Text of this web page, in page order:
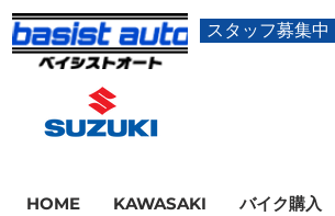
スタッフ募集中
HOME KAWASAKI バイク購入